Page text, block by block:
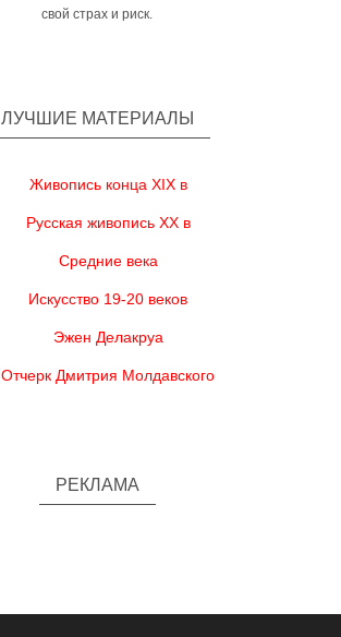
свой страх и риск.
ЛУЧШИЕ МАТЕРИАЛЫ
Живопись конца XIX в
Русская живопись XX в
Средние века
Искусство 19-20 веков
Эжен Делакруа
Отчерк Дмитрия Молдавского
РЕКЛАМА